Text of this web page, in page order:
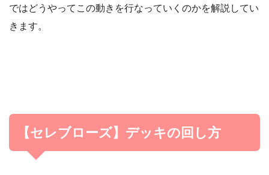
罠カード 2
《セレブ・リベレイション》
カード名
ではどうやってこの動きを行なっていくのかを解説してい
きます。
【セレブローズ】デッキの回し方